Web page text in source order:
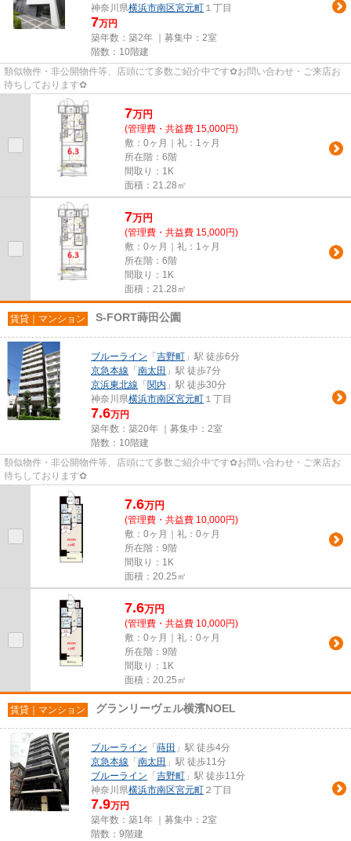
神奈川県横浜市南区宮元町 １丁目
7万円
築年数：築2年 ｜募集中： 2室
階数：10階建
類似物件・非公開物件等、店頭にて多数ご紹介中です✿お問い合わせ・ご来店お
待ちしております✿
7万円
(管理費・共益費 15,000円)
敷：0ヶ月｜礼：1ヶ月
所在階：6階
間取り：1K
面積：21.28㎡
7万円
(管理費・共益費 15,000円)
敷：0ヶ月｜礼：1ヶ月
所在階：6階
間取り：1K
面積：21.28㎡
賃貸｜マンション S-FORT蒔田公園
ブルーライン 「 吉野町 」駅 徒歩6分
京急本線 「 南太田 」駅 徒歩7分
京浜東北線 「 関内 」駅 徒歩30分
神奈川県横浜市南区宮元町 １丁目
7.6万円
築年数：築20年 ｜募集中： 2室
階数：10階建
類似物件・非公開物件等、店頭にて多数ご紹介中です✿お問い合わせ・ご来店お
待ちしております✿
7.6万円
(管理費・共益費 10,000円)
敷：0ヶ月｜礼：0ヶ月
所在階：9階
間取り：1K
面積：20.25㎡
7.6万円
(管理費・共益費 10,000円)
敷：0ヶ月｜礼：0ヶ月
所在階：9階
間取り：1K
面積：20.25㎡
賃貸｜マンション グランリーヴェル横濱NOEL
ブルーライン 「 蒔田 」駅 徒歩4分
京急本線 「 南太田 」駅 徒歩11分
ブルーライン 「 吉野町 」駅 徒歩11分
神奈川県横浜市南区宮元町 ２丁目
7.9万円
築年数：築1年 ｜募集中： 2室
階数：9階建